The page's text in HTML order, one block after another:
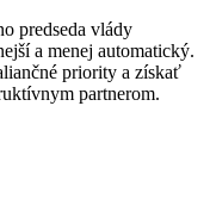
predseda vlády
a menej automatický.
priority a získať
partnerom.